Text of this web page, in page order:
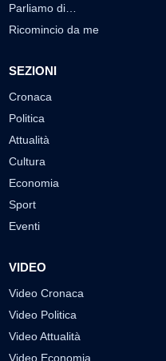
Parliamo di…
Ricomincio da me
SEZIONI
Cronaca
Politica
Attualità
Cultura
Economia
Sport
Eventi
VIDEO
Video Cronaca
Video Politica
Video Attualità
Video Economia